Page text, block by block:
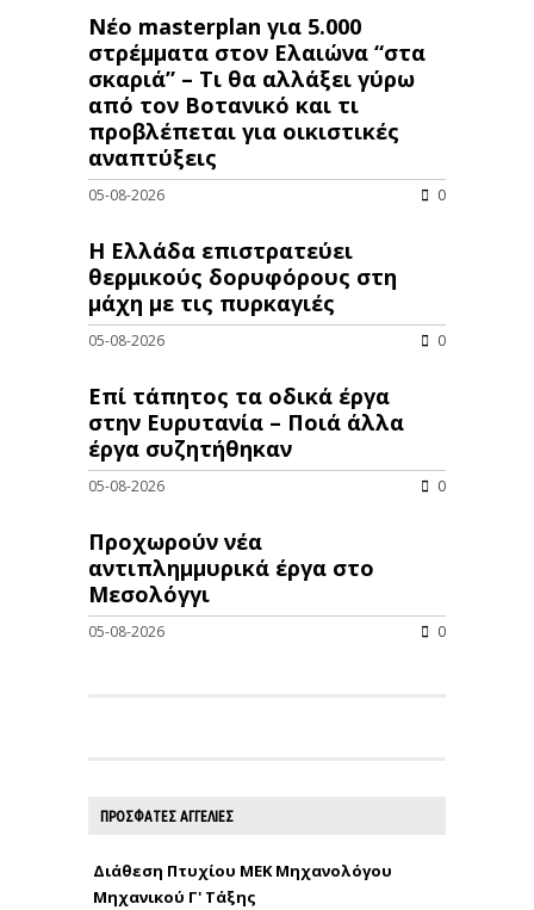
Νέο masterplan για 5.000
στρέμματα στον Ελαιώνα “στα
σκαριά” – Τι θα αλλάξει γύρω
από τον Βοτανικό και τι
προβλέπεται για οικιστικές
αναπτύξεις
05-08-2026 0
Η Ελλάδα επιστρατεύει
θερμικούς δορυφόρους στη
μάχη με τις πυρκαγιές
05-08-2026 0
Επί τάπητος τα οδικά έργα
στην Ευρυτανία – Ποιά άλλα
έργα συζητήθηκαν
05-08-2026 0
Προχωρούν νέα
αντιπλημμυρικά έργα στο
Μεσολόγγι
05-08-2026 0
ΠΡΟΣΦΑΤΕΣ ΑΓΓΕΛΙΕΣ
Διάθεση Πτυχίου ΜΕΚ Μηχανολόγου
Μηχανικού Γ' Τάξης